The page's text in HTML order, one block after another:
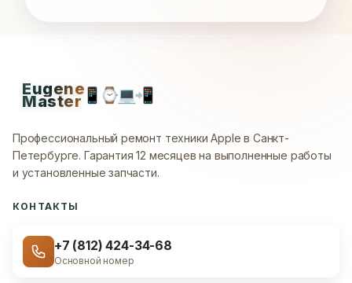
Eugene
Master📱 ⌚💻📲
Профессиональный ремонт техники Apple в Санкт-
Петербурге. Гарантия 12 месяцев на выполненные работы
и установленные запчасти.
КОНТАКТЫ
+7 (812) 424-34-68
Основной номер